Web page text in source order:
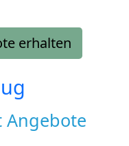
erhalten
Angebote